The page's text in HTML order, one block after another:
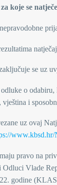
koje se
se uz
o
vještina i
uz ovaj
www.kbsd.hr/
pravo na
Odluci Vlade
godine